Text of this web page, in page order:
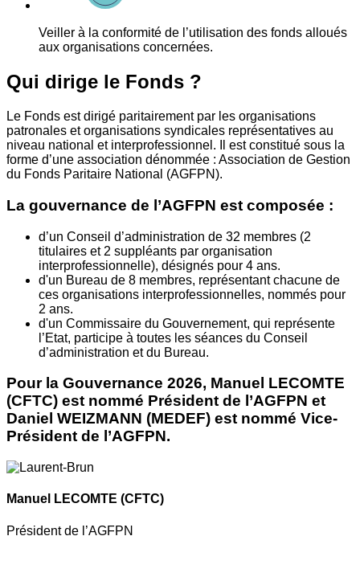
Veiller à la conformité de l’utilisation des fonds alloués
aux organisations concernées.
Qui dirige le Fonds ?
Le Fonds est dirigé paritairement par les organisations
patronales et organisations syndicales représentatives au
niveau national et interprofessionnel. Il est constitué sous la
forme d’une association dénommée : Association de Gestion
du Fonds Paritaire National (AGFPN).
La gouvernance de l’AGFPN est composée :
d’un Conseil d’administration de 32 membres (2
titulaires et 2 suppléants par organisation
interprofessionnelle), désignés pour 4 ans.
d'un Bureau de 8 membres, représentant chacune de
ces organisations interprofessionnelles, nommés pour
2 ans.
d'un Commissaire du Gouvernement, qui représente
l’Etat, participe à toutes les séances du Conseil
d’administration et du Bureau.
Pour la Gouvernance 2026, Manuel LECOMTE
(CFTC) est nommé Président de l’AGFPN et
Daniel WEIZMANN (MEDEF) est nommé Vice-
Président de l’AGFPN.
Manuel LECOMTE (CFTC)
Président de l’AGFPN